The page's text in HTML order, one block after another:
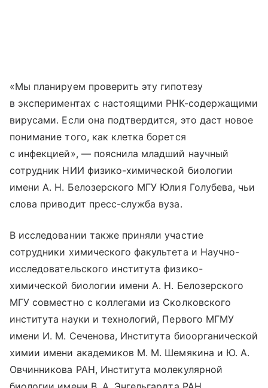
«Мы планируем проверить эту гипотезу
в экспериментах с настоящими РНК-содержащими
вирусами. Если она подтвердится, это даст новое
понимание того, как клетка борется
с инфекцией», — пояснила младший научный
сотрудник НИИ физико-химической биологии
имени А. Н. Белозерского МГУ Юлия Голубева, чьи
слова приводит пресс-служба вуза.
В исследовании также приняли участие
сотрудники химического факультета и Научно-
исследовательского института физико-
химической биологии имени А. Н. Белозерского
МГУ совместно с коллегами из Сколковского
института науки и технологий, Первого МГМУ
имени И. М. Сеченова, Института биоорганической
химии имени академиков М. М. Шемякина и Ю. А.
Овчинникова РАН, Института молекулярной